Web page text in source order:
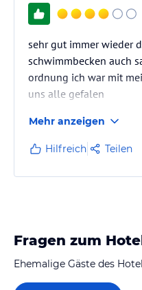
sehr gut immer wieder
schwimmbecken auch
ordnung ich war mit
uns alle gefalen
Mehr anzeigen
Hilfreich Teilen
Fragen zum
Ehemalige Gäste des